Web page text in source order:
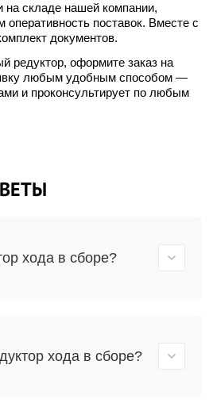
на складе нашей компании,
оперативность поставок. Вместе с
документов.
редуктор, оформите заказ на
любым удобным способом —
и проконсультирует по любым
хода в сборе?
хода в сборе?